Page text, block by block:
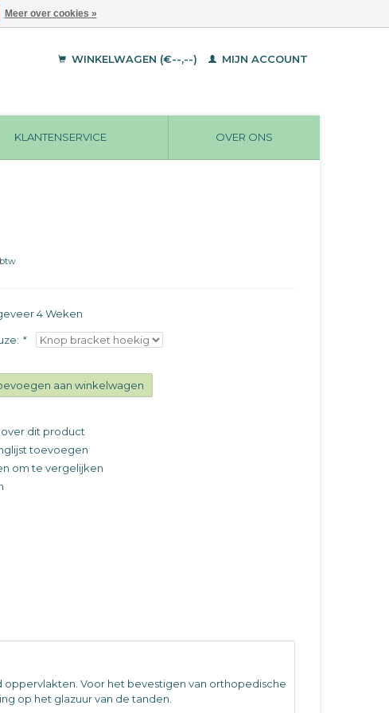
WINKELWAGEN (€--,--) MIJN ACCOUNT
KLANTENSERVICE OVER ONS
4 Weken
*
aan winkelwagen
over dit product
toevoegen
om te vergelijken
Voor het bevestigen van orthopedische
op het glazuur van de tanden.
Meer over cookies »